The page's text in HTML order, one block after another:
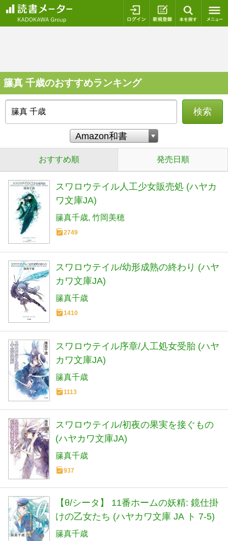
ログイン 新規登録
籘真 千歳のおすすめランキング
検索
おすすめ順 発売日順
スワロウテイル人工少女販売処 (ハヤカ
ワ文庫JA)
籘真千歳 竹岡美穂
2749
スワロウテイル/幼形成熟の終わり (ハヤ
カワ文庫JA)
籘真千歳
1410
スワロウテイル序章/人工処女受胎 (ハヤ
カワ文庫JA)
籘真千歳
1113
スワロウテイル/初夜の果実を接ぐもの
(ハヤカワ文庫JA)
籘真千歳
937
【θ/シータ】 11番ホームの妖精: 鏡仕掛
けの乙女たち (ハヤカワ文庫 JA ト 7-5)
籘真千歳